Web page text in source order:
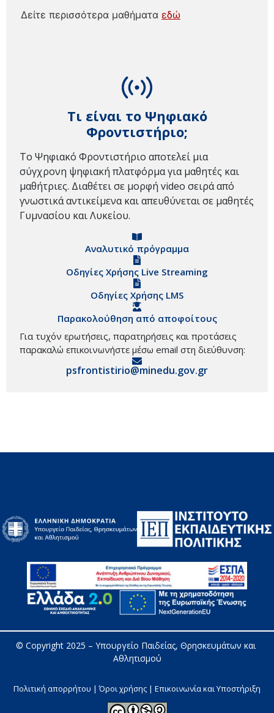
Τι είναι το Ψηφιακό
Φροντιστήριο;
Το Ψηφιακό Φροντιστήριο αποτελεί μια
σύγχρονη ψηφιακή πλατφόρμα για μαθητές και
μαθήτριες. Διαθέτει σε μορφή video σειρά από
γνωστικά αντικείμενα και απευθύνεται σε μαθητές
Γυμνασίου και Λυκείου.
Αναλυτικό πρόγραμμα
Οδηγίες Χρήσης Live Streaming
Οδηγίες Χρήσης LMS
Παρακολούθηση από αποφοίτους
Για τυχόν ερωτήσεις, παρατηρήσεις και προτάσεις
παρακαλώ επικοινωνήστε μέσω email στη διεύθυνση:
psfrontistirio@minedu.gov.gr
Δείτε περισσότερα μαθήματα εδώ
© Copyright 2025 – Υπουργείο Παιδείας, Θρησκευμάτων και
Αθλητισμού
Πολιτική απορρήτου | Όροι χρήσης | Επικοινωνία και Υποστήριξη